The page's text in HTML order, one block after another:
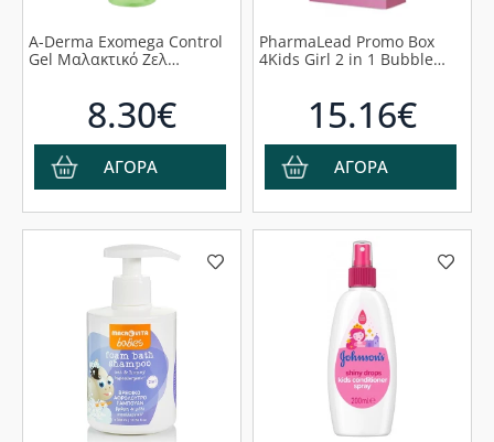
A-Derma Exomega Control
Gel Μαλακτικό Ζελ
8.30€
ΑΓΟΡΑ
PharmaLead Promo Box
4Kids Girl 2 in 1 Bubble
Up Roll-On, 50ml
15.16€
ΑΓΟΡΑ